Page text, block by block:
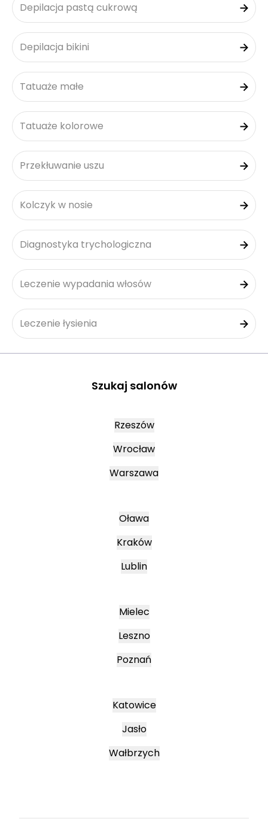
Depilacja pastą cukrową
Depilacja bikini
Tatuaże małe
Tatuaże kolorowe
Przekłuwanie uszu
Kolczyk w nosie
Diagnostyka trychologiczna
Leczenie wypadania włosów
Leczenie łysienia
Szukaj salonów
Rzeszów
Wrocław
Warszawa
Oława
Kraków
Lublin
Mielec
Leszno
Poznań
Katowice
Jasło
Wałbrzych